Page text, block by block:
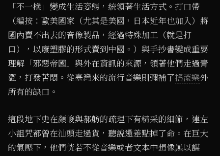
「不一樣」變成生活姿態，統領著生活方式。打口帶
（編按：歐美國家（尤其是美國，日本近年也加入）將
國內賣不出去的音像製品，經過特殊加工（就是打
口），以廢塑膠的形式賣到中國。）與手抄書變成重要
理解「邪惡帝國」與外在資訊的來源，領著他們走過青
澀，打發苦悶。從臺灣來的流行音樂則彌補了搖滾樂外
所有的缺口。
這段地下史在顏峻與郝舫的疏理下有精采的細節，連左
小詛咒都曾在汕頭走過貨，聽說還差點掉了命。在巨大
的氣壓下，他們恍若不從音樂或者文本中想像無以謀